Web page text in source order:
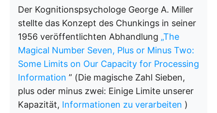
Der Kognitionspsychologe George A. Miller
stellte das Konzept des Chunkings in seiner
1956 veröffentlichten Abhandlung „The
Magical Number Seven, Plus or Minus Two:
Some Limits on Our Capacity for Processing
Information ” (Die magische Zahl Sieben,
plus oder minus zwei: Einige Limite unserer
Kapazität, Informationen zu verarbeiten )